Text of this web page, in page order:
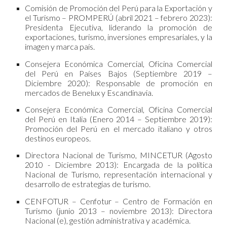
Comisión de Promoción del Perú para la Exportación y
el Turismo – PROMPERÚ (abril 2021 – febrero 2023):
Presidenta Ejecutiva, liderando la promoción de
exportaciones, turismo, inversiones empresariales, y la
imagen y marca país.
Consejera Económica Comercial, Oficina Comercial
del Perú en Países Bajos (Septiembre 2019 –
Diciembre 2020): Responsable de promoción en
mercados de Benelux y Escandinavia.
Consejera Económica Comercial, Oficina Comercial
del Perú en Italia (Enero 2014 – Septiembre 2019):
Promoción del Perú en el mercado italiano y otros
destinos europeos.
Directora Nacional de Turismo, MINCETUR (Agosto
2010 - Diciembre 2013): Encargada de la política
Nacional de Turismo, representación internacional y
desarrollo de estrategias de turismo.
CENFOTUR – Cenfotur – Centro de Formación en
Turismo (junio 2013 – noviembre 2013): Directora
Nacional (e), gestión administrativa y académica.